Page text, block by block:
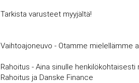
Tarkista varusteet myyjältä!
Vaihtoajoneuvo - Otamme mielellämme
Rahoitus - Aina sinulle
Rahoitus ja Danske Finance